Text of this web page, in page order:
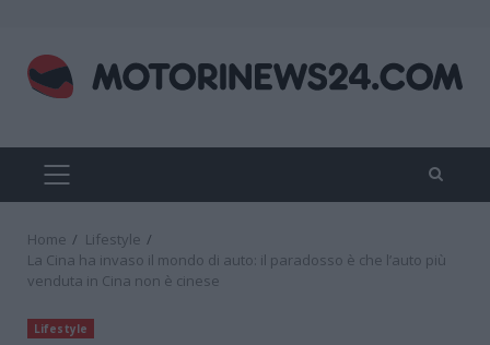
content
PRIMARY
MENU
Home
Lifestyle
La Cina ha invaso il mondo di auto: il paradosso è che l’auto più
venduta in Cina non è cinese
Lifestyle